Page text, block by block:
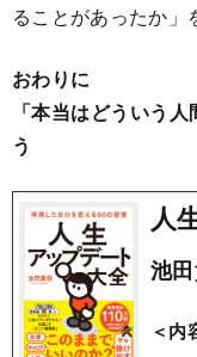
ることがあったか」
おわりに
「本当はどういう
う
人
池
＜内